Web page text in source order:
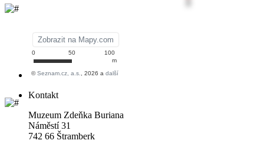
Kontakt
Muzeum Zdeňka Buriana
Náměstí 31
742 66 Štramberk